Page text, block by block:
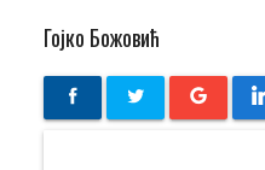
Гојко Божовић